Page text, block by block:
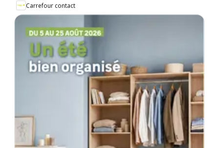
Carrefour contact